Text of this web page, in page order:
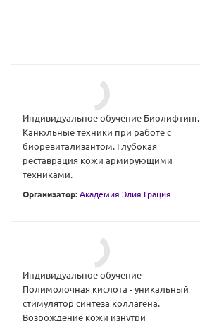
Индивидуальное обучение Биолифтинг.
Канюльные техники при работе с
биоревитализантом. Глубокая
реставрация кожи армирующими
техниками.
Организатор: Академия Элия Грация
Индивидуальное обучение
Полимолочная кислота - уникальный
стимулятор синтеза коллагена.
Возрождение кожи изнутри